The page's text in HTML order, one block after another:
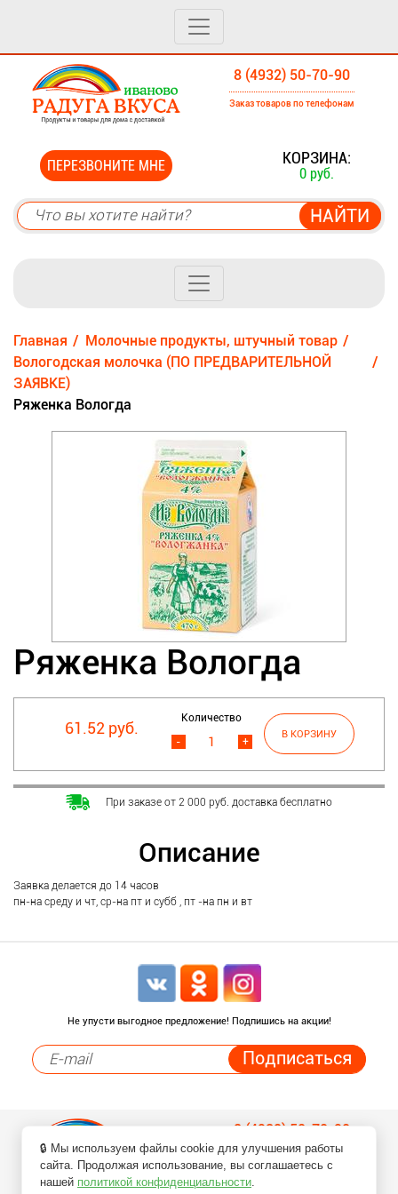
8 (4932) 50-70-90
Заказ товаров по телефонам
ПЕРЕЗВОНИТЕ МНЕ КОРЗИНА:
0 руб.
Главная
Молочные продукты, штучный товар
Вологодская молочка (ПО ПРЕДВАРИТЕЛЬНОЙ
ЗАЯВКЕ)
Ряженка Вологда
Ряженка Вологда
61.52 руб.
Количество
+
-
При заказе от 2 000 руб. доставка бесплатно
Описание
Заявка делается до 14 часов
пн-на среду и чт, ср-на пт и субб , пт -на пн и вт
Не упусти выгодное предложение! Подпишись на акции!
8 (4932) 50-70-90
Заказ товаров по телефонам
🔒 Мы используем файлы cookie для улучшения работы
сайта. Продолжая использование, вы соглашаетесь с
нашей политикой конфиденциальности.